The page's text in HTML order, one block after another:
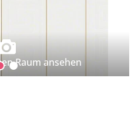
Raum ansehen